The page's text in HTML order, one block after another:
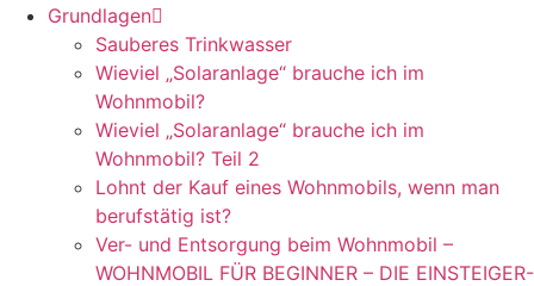
Grundlagen
Sauberes Trinkwasser
Wieviel „Solaranlage“ brauche ich im
Wohnmobil?
Wieviel „Solaranlage“ brauche ich im
Wohnmobil? Teil 2
Lohnt der Kauf eines Wohnmobils, wenn man
berufstätig ist?
Ver- und Entsorgung beim Wohnmobil –
WOHNMOBIL FÜR BEGINNER – DIE EINSTEIGER-